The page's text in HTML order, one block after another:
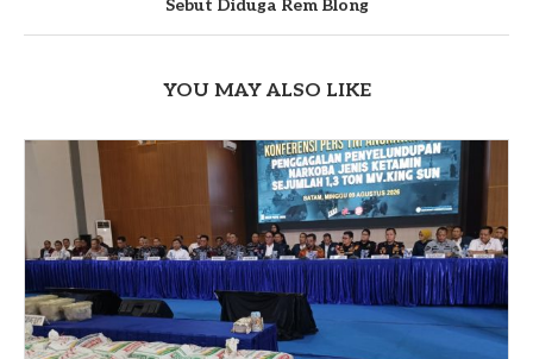
Sebut Diduga Rem Blong
YOU MAY ALSO LIKE